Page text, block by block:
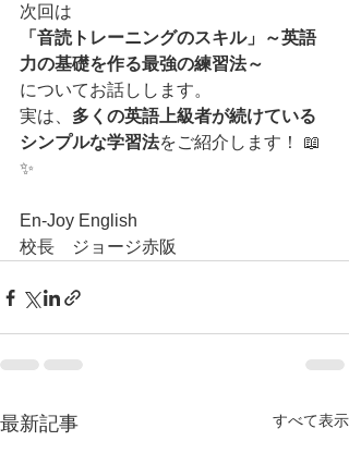
次回は
「音読トレーニングのスキル」～英語
力の基礎を作る最強の練習法～
についてお話しします。
実は、 多くの英語上級者が続けている
シンプルな学習法をご紹介します！ 📖
✨
En-Joy English
校長　ジョージ赤阪
最新記事 すべて表示